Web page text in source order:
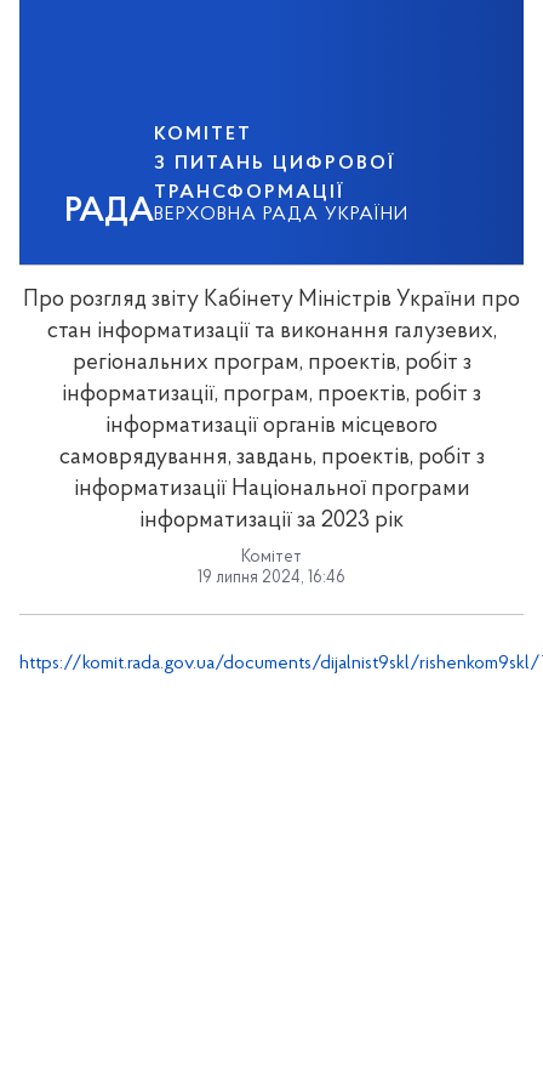
РАДА
КОМІТЕТ
З ПИТАНЬ ЦИФРОВОЇ
ТРАНСФОРМАЦІЇ
ВЕРХОВНА РАДА УКРАЇНИ
Про розгляд звіту Кабінету Міністрів України про
стан інформатизації та виконання галузевих,
регіональних програм, проектів, робіт з
інформатизації, програм, проектів, робіт з
інформатизації органів місцевого
самоврядування, завдань, проектів, робіт з
інформатизації Національної програми
інформатизації за 2023 рік
Комітет
19 липня 2024, 16:46
https://komit.rada.gov.ua/documents/dijalnist9skl/